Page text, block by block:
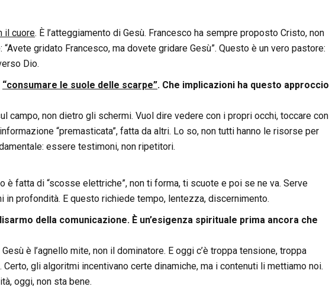
il cuore. È l’atteggiamento di Gesù. Francesco ha sempre proposto Cristo, non
gridato Francesco, ma dovete gridare Gesù”. Questo è un vero pastore:
Dio.
“consumare le suole delle scarpe”. Che implicazioni ha questo approccio
campo, non dietro gli schermi. Vuol dire vedere con i propri occhi, toccare con
“premasticata”, fatta da altri. Lo so, non tutti hanno le risorse per
essere testimoni, non ripetitori.
è fatta di “scosse elettriche”, non ti forma, ti scuote e poi se ne va. Serve
in profondità. E questo richiede tempo, lentezza, discernimento.
della comunicazione. È un’esigenza spirituale prima ancora che
è l’agnello mite, non il dominatore. E oggi c’è troppa tensione, troppa
gli algoritmi incentivano certe dinamiche, ma i contenuti li mettiamo noi.
oggi, non sta bene.